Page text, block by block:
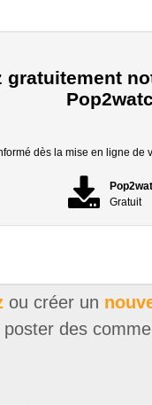
gratuitement
dès la mise en ligne de
Gratuit
ou créer un
poster des